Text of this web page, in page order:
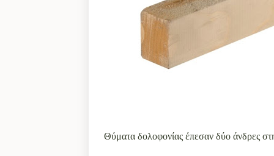
Θύματα δολοφονίας έπεσαν δύο άνδρες